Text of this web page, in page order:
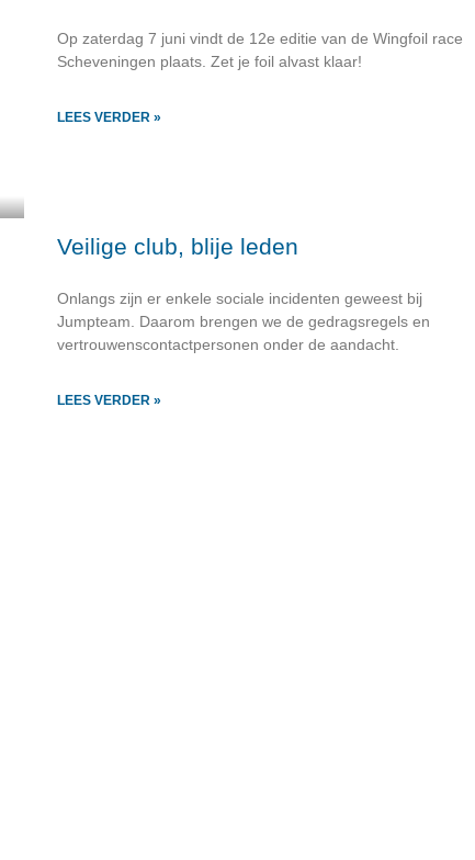
Op zaterdag 7 juni vindt de 12e editie van de Wingfoil race
Scheveningen plaats. Zet je foil alvast klaar!
LEES VERDER »
Veilige club, blije leden
Onlangs zijn er enkele sociale incidenten geweest bij
Jumpteam. Daarom brengen we de gedragsregels en
vertrouwenscontactpersonen onder de aandacht.
LEES VERDER »